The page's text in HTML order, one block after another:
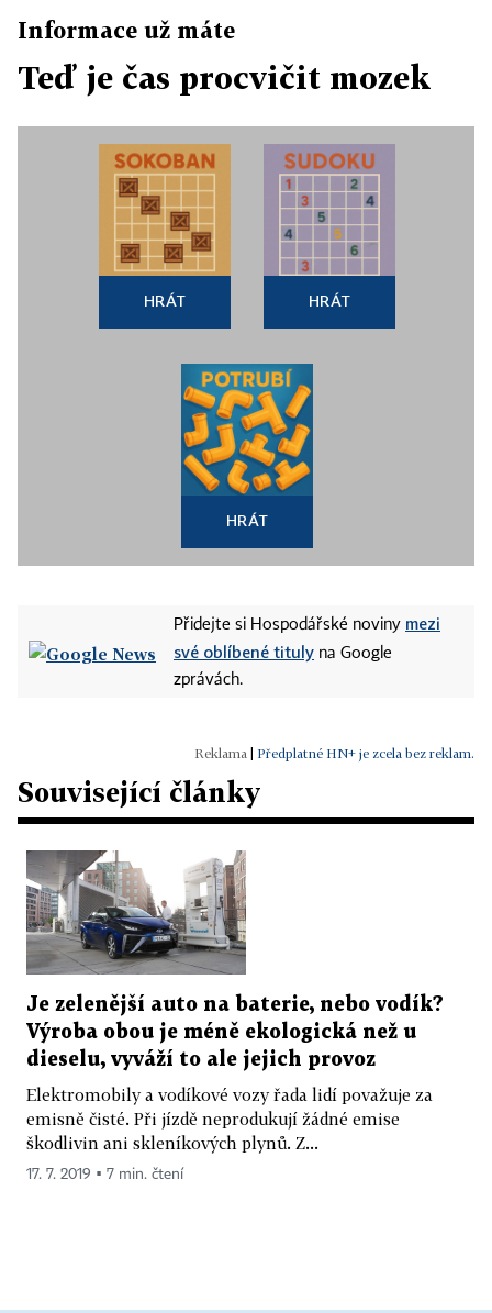
Informace už máte
Teď je čas procvičit mozek
HRÁT HRÁT
HRÁT
Přidejte si Hospodářské noviny mezi
své oblíbené tituly na Google
zprávách.
Předplatné HN+ je zcela bez reklam.
Související články
Je zelenější auto na baterie, nebo vodík?
Výroba obou je méně ekologická než u
dieselu, vyváží to ale jejich provoz
Elektromobily a vodíkové vozy řada lidí považuje za
emisně čisté. Při jízdě neprodukují žádné emise
škodlivin ani skleníkových plynů. Z...
17. 7. 2019 ▪ 7 min. čtení